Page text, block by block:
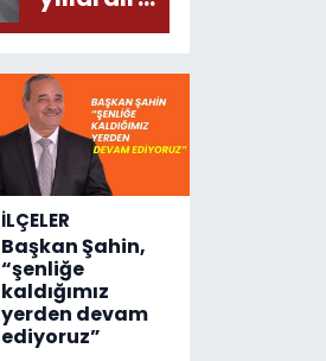
olmuş...
değişen
kaza
sayısı!
İLÇELER
Başkan Şahin,
“şenliğe
kaldığımız
yerden devam
ediyoruz”